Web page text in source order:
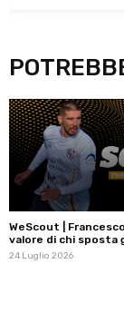
WeScout |
valore di chi sposta
24 Luglio 2026